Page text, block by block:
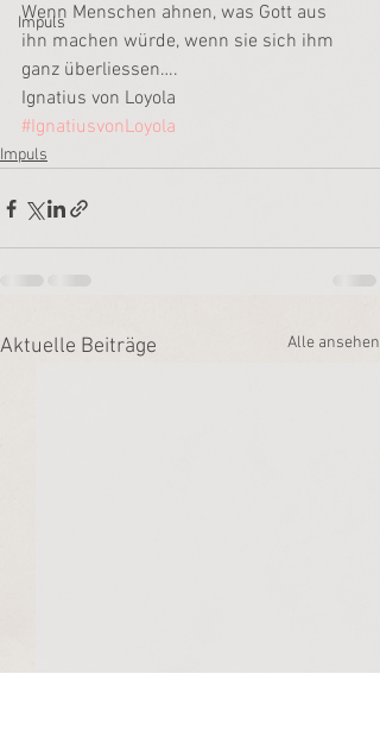
Impuls
Wenn Menschen ahnen, was Gott aus
ihn machen würde, wenn sie sich ihm
ganz überliessen….
Ignatius von Loyola
#IgnatiusvonLoyola
Impuls
Aktuelle Beiträge Alle ansehen